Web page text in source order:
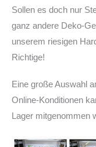
Sollen es doch nur
ganz andere Deko-
unserem riesigen
Richtige!
Eine große Auswahl
Online-Konditionen
Lager mitgenommen